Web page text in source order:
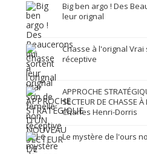
Big ben argo ! Des
leur orignal
Chasse à l'orignal
réceptive
APPROCHE
SECTEUR DE CHASSE
Charles Henri-Dorris
Le mystère de l'ours